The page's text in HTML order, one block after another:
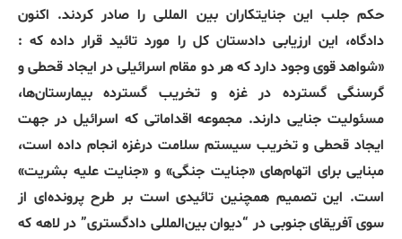
حکم جلب این جنایتکاران بین المللی را صادر کردند. اکنون
دادگاه، این ارزیابی دادستان کل را مورد تائید قرار داده که :
«شواهد قوی وجود دارد که هر دو مقام اسرائیلی در ایجاد قحطی و
گرسنگی گسترده در غزه و تخریب گسترده بیمارستان‌ها،
مسئولیت جنایی دارند. مجموعه اقداماتی که اسرائیل در جهت
ایجاد قحطی و تخریب سیستم سلامت درغزه انجام داده است،
مبنایی برای اتهام‌های «جنایت جنگی» و «جنایت علیه بشریت»
است. این تصمیم همچنین تائیدی است بر طرح پرونده‌ای از
سوی آفریقای جنوبی در “دیوان بین‌المللی دادگستری” در لاهه که